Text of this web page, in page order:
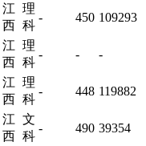
江
西
理
科
- 450 109293
江
西
理
科
- - -
江
西
理
科
- 448 119882
江
西
文
科
- 490 39354